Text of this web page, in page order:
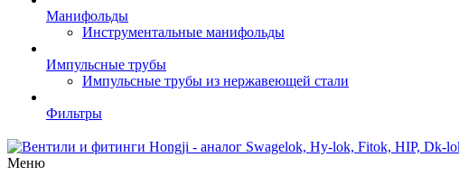
Манифольды
Инструментальные манифольды
Импульсные трубы
Импульсные трубы из нержавеющей стали
Фильтры
Меню